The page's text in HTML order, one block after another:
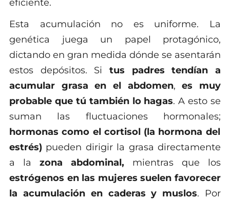
eficiente.
Esta acumulación no es uniforme. La
genética juega un papel protagónico,
dictando en gran medida dónde se asentarán
estos depósitos. Si tus padres tendían a
acumular grasa en el abdomen,es muy
probable que tú también lo hagas. A esto se
suman las fluctuaciones hormonales;
hormonas como el cortisol (la hormona del
estrés) pueden dirigir la grasa directamente
a la zona abdominal, mientras que los
estrógenos en las mujeres suelen favorecer
la acumulación en caderas y muslos. Por